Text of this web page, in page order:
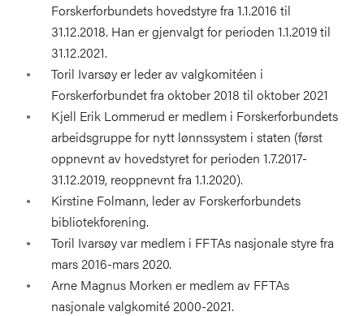
Forskerforbundets hovedstyre fra 1.1.2016 til
31.12.2018. Han er gjenvalgt for perioden 1.1.2019 til
31.12.2021.
Toril Ivarsøy er leder av valgkomitéen i
Forskerforbundet fra oktober 2018 til oktober 2021
Kjell Erik Lommerud er medlem i Forskerforbundets
arbeidsgruppe for nytt lønnssystem i staten (først
oppnevnt av hovedstyret for perioden 1.7.2017-
31.12.2019, reoppnevnt fra 1.1.2020).
Kirstine Folmann, leder av Forskerforbundets
bibliotekforening.
Toril Ivarsøy var medlem i FFTAs nasjonale styre fra
mars 2016-mars 2020.
Arne Magnus Morken er medlem av FFTAs
nasjonale valgkomité 2000-2021.